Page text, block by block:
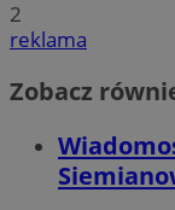
2
reklama
Zobacz